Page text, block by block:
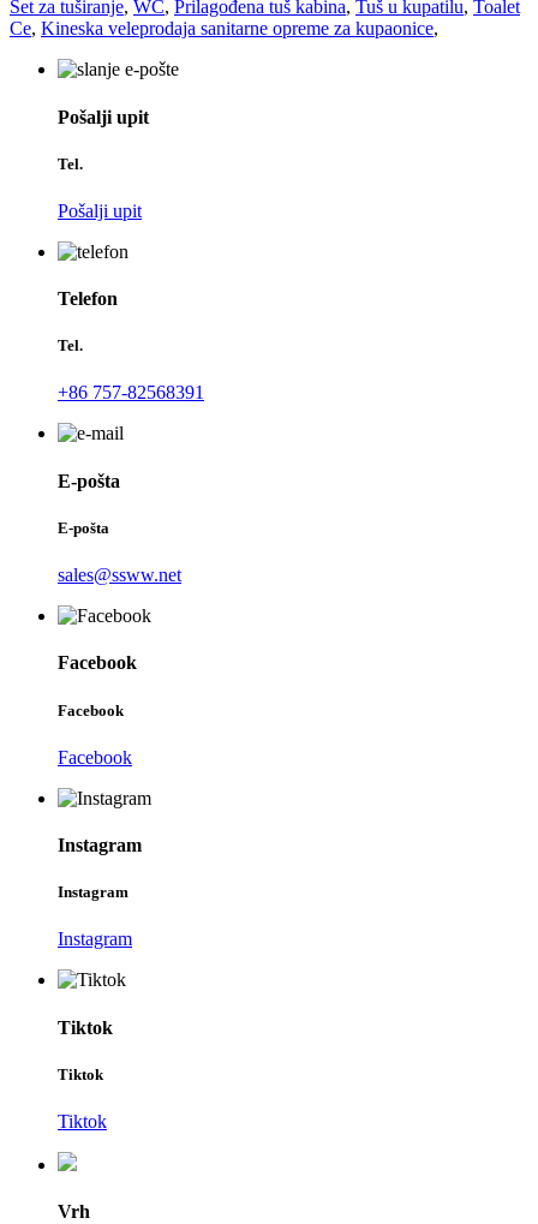
Set za tuširanje, WC, Prilagođena tuš kabina, Tuš u kupatilu, Toalet
Ce, Kineska veleprodaja sanitarne opreme za kupaonice,
Pošalji upit
Tel.
Pošalji upit
Telefon
Tel.
+86 757-82568391
E-pošta
E-pošta
sales@ssww.net
Facebook
Facebook
Facebook
Instagram
Instagram
Instagram
Tiktok
Tiktok
Tiktok
Vrh